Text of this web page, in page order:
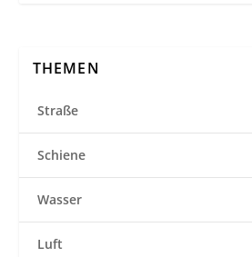
THEMEN
Straße
Schiene
Wasser
Luft